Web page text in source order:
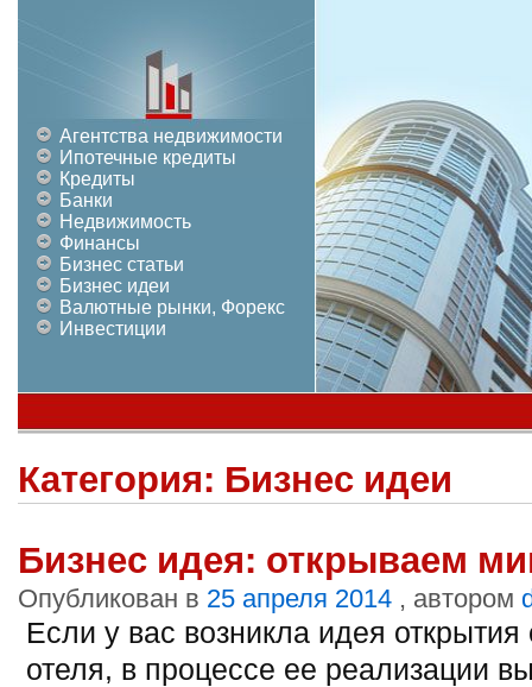
Агентства недвижимости
Ипотечные кредиты
Кредиты
Банки
Недвижимость
Финансы
Бизнес статьи
Бизнес идеи
Валютные рынки, Форекс
Инвестиции
Категория: Бизнес идеи
Бизнес идея: открываем
Опубликован в 25 апреля 2014 , автором
Если у вас возникла идея открытия
отеля, в процессе ее реализации